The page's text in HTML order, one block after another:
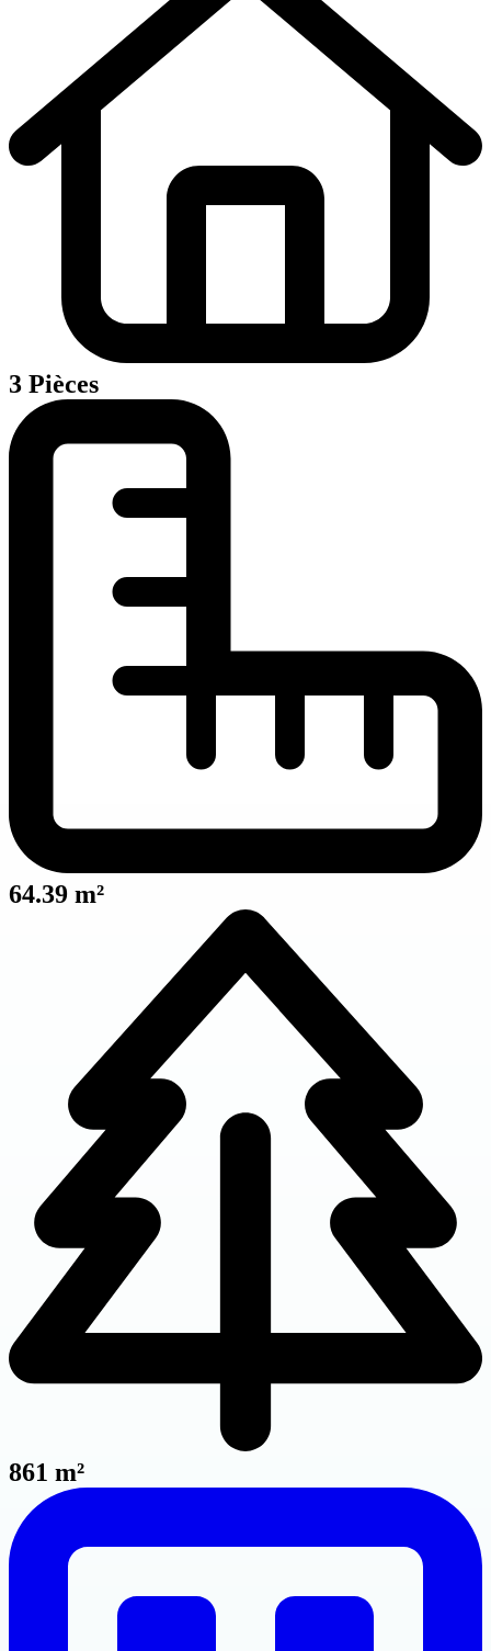
3 Pièces
64.39 m²
861 m²